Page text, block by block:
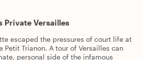
Versailles
escaped the pressures of court life at
Petit Trianon. A tour of Versailles can
personal side of the infamous